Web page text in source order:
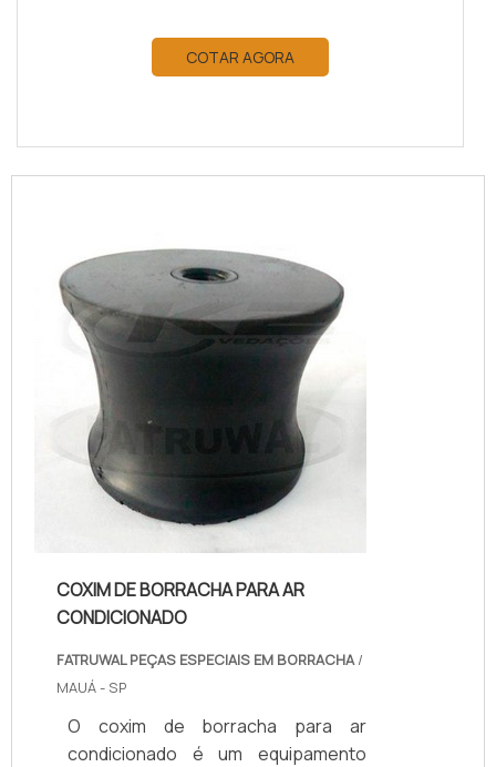
COTAR AGORA
COXIM DE BORRACHA PARA AR
CONDICIONADO
FATRUWAL PEÇAS ESPECIAIS EM BORRACHA/
MAUÁ - SP
O coxim de borracha para ar
condicionado é um equipamento